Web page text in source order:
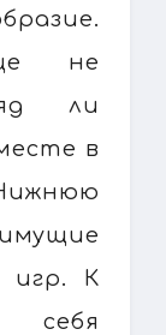
не
ли
в
игр. К